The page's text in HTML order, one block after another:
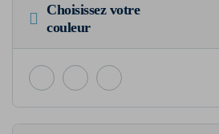
Choisissez votre
couleur